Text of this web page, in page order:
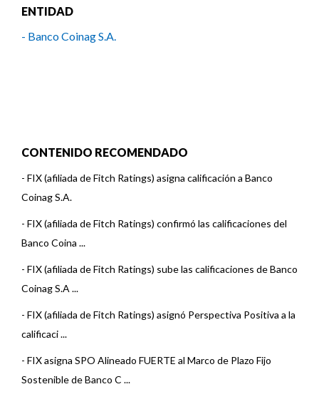
ENTIDAD
- Banco Coinag S.A.
CONTENIDO RECOMENDADO
- FIX (afiliada de Fitch Ratings) asigna calificación a Banco
Coinag S.A.
- FIX (afiliada de Fitch Ratings) confirmó las calificaciones del
Banco Coina ...
- FIX (afiliada de Fitch Ratings) sube las calificaciones de Banco
Coinag S.A ...
- FIX (afiliada de Fitch Ratings) asignó Perspectiva Positiva a la
calificaci ...
- FIX asigna SPO Alineado FUERTE al Marco de Plazo Fijo
Sostenible de Banco C ...